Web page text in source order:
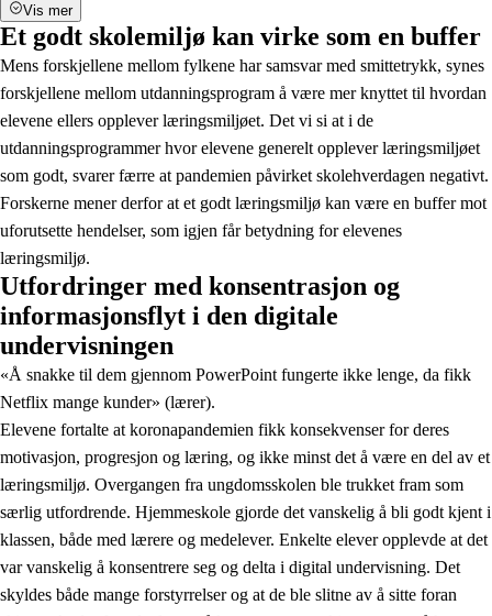
Vis mer
Et godt skolemiljø kan virke som en buffer
Mens forskjellene mellom fylkene har samsvar med smittetrykk, synes
forskjellene mellom utdanningsprogram å være mer knyttet til hvordan
elevene ellers opplever læringsmiljøet. Det vi si at i de
utdanningsprogrammer hvor elevene generelt opplever læringsmiljøet
som godt, svarer færre at pandemien påvirket skolehverdagen negativt.
Forskerne mener derfor at et godt læringsmiljø kan være en buffer mot
uforutsette hendelser, som igjen får betydning for elevenes
læringsmiljø.
Utfordringer med konsentrasjon og
informasjonsflyt i den digitale
undervisningen
«Å snakke til dem gjennom PowerPoint fungerte ikke lenge, da fikk
Netflix mange kunder» (lærer).
Elevene fortalte at koronapandemien fikk konsekvenser for deres
motivasjon, progresjon og læring, og ikke minst det å være en del av et
læringsmiljø. Overgangen fra ungdomsskolen ble trukket fram som
særlig utfordrende. Hjemmeskole gjorde det vanskelig å bli godt kjent i
klassen, både med lærere og medelever. Enkelte elever opplevde at det
var vanskelig å konsentrere seg og delta i digital undervisning. Det
skyldes både mange forstyrrelser og at de ble slitne av å sitte foran